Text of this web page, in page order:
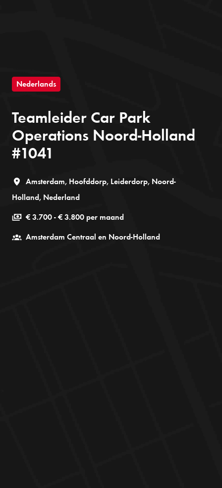
Nederlands
Teamleider Car Park
Operations Noord-Holland
#1041
Amsterdam, Hoofddorp, Leiderdorp, Noord-
Holland, Nederland
€ 3.700 - € 3.800 per maand
Amsterdam Centraal en Noord-Holland